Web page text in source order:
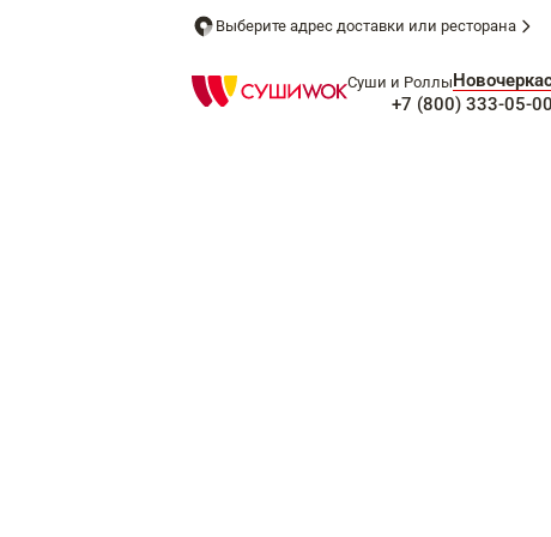
Выберите адрес доставки или ресторана
Суши и Роллы
+7 (800) 333-05-00